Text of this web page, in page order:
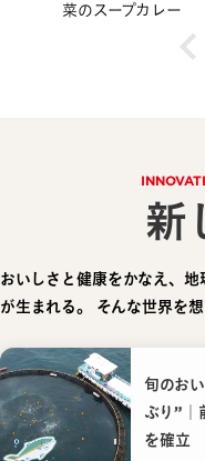
菜のスープカレー
新
おいしさと健康をかなえ、
が生まれる。
そんな世界を
旬のお
ぶり”｜
を確立